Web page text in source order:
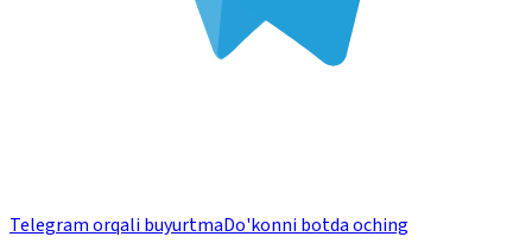
Telegram orqali buyurtmaDo'konni botda oching